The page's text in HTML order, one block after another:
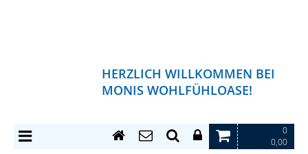
HERZLICH WILLKOMMEN BEI
MONIS WOHLFÜHLOASE!
0
0,00